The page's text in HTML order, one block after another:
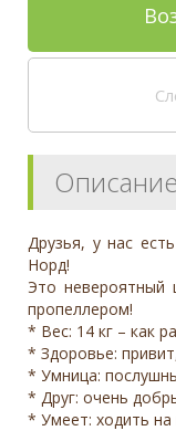
Описание
Друзья, у нас
Норд!
Это
пропеллером!
* Вес: 14 кг – как
* Здоровье:
* Умница:
* Друг: очень
* Умеет: ходить на